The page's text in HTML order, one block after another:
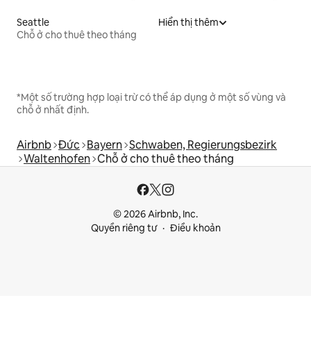
Seattle
Chỗ ở cho thuê theo tháng
Hiển thị thêm
*Một số trường hợp loại trừ có thể áp dụng ở một số vùng và
chỗ ở nhất định.
Airbnb Đức Bayern Schwaben, Regierungsbezirk
Waltenhofen Chỗ ở cho thuê theo tháng
© 2026 Airbnb, Inc.
Quyền riêng tư
Điều khoản